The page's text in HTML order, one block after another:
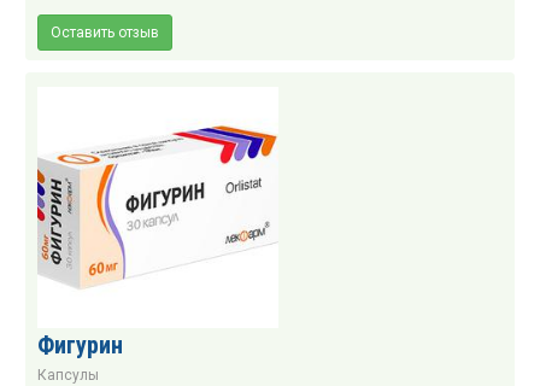
Оставить отзыв
Фигурин
Капсулы